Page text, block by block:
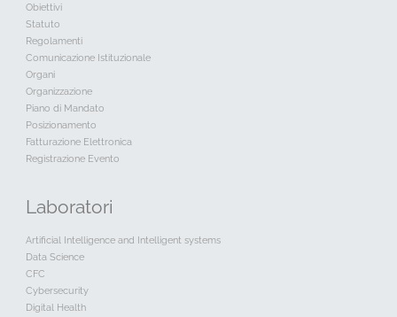
Obiettivi
Statuto
Regolamenti
Comunicazione Istituzionale
Organi
Organizzazione
Piano di Mandato
Posizionamento
Fatturazione Elettronica
Registrazione Evento
Laboratori
Artificial Intelligence and Intelligent systems
Data Science
CFC
Cybersecurity
Digital Health